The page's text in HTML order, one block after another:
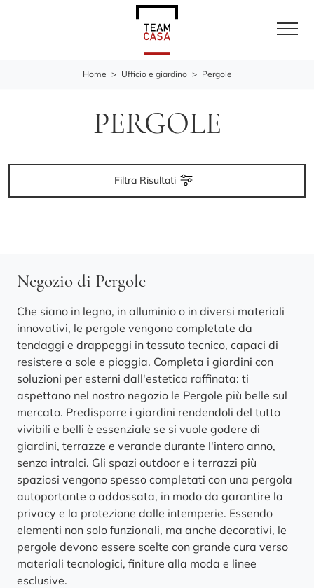
Home > Ufficio e giardino > Pergole
PERGOLE
Filtra Risultati
Negozio di Pergole
Che siano in legno, in alluminio o in diversi materiali
innovativi, le pergole vengono completate da
tendaggi e drappeggi in tessuto tecnico, capaci di
resistere a sole e pioggia. Completa i giardini con
soluzioni per esterni dall'estetica raffinata: ti
aspettano nel nostro negozio le Pergole più belle sul
mercato. Predisporre i giardini rendendoli del tutto
vivibili e belli è essenziale se si vuole godere di
giardini, terrazze e verande durante l'intero anno,
senza intralci. Gli spazi outdoor e i terrazzi più
spaziosi vengono spesso completati con una pergola
autoportante o addossata, in modo da garantire la
privacy e la protezione dalle intemperie. Essendo
elementi non solo funzionali, ma anche decorativi, le
pergole devono essere scelte con grande cura verso
materiali tecnologici, finiture alla moda e linee
esclusive.